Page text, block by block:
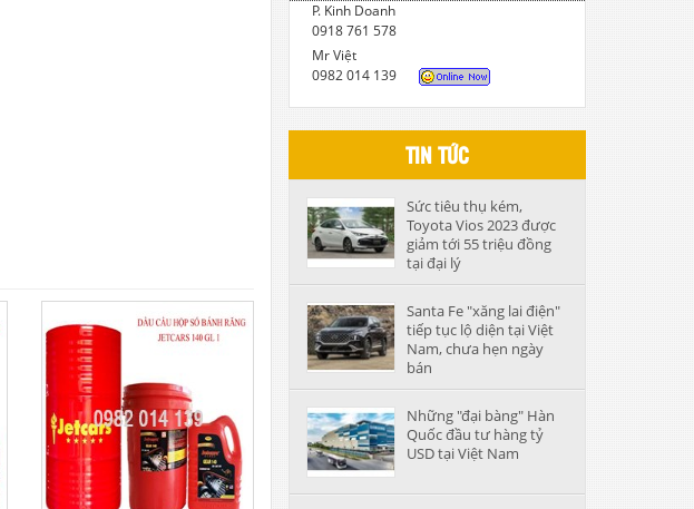
P. Kinh Doanh
0918 761 578
Mr Việt
0982 014 139
TIN TỨC
Sức tiêu thụ kém,
Toyota Vios 2023 được
giảm tới 55 triệu đồng
tại đại lý
Santa Fe "xăng lai điện"
tiếp tục lộ diện tại Việt
Nam, chưa hẹn ngày
bán
Những "đại bàng" Hàn
Quốc đầu tư hàng tỷ
USD tại Việt Nam